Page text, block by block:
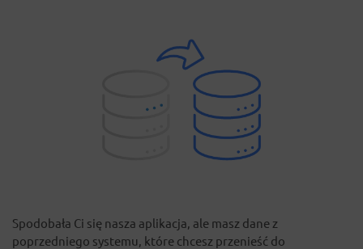
Spodobała Ci się nasza aplikacja, ale masz dane z
poprzedniego systemu, które chcesz przenieść do